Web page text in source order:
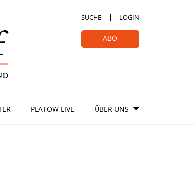
SUCHE LOGIN
ABO
PLATOW LIVE ÜBER UNS